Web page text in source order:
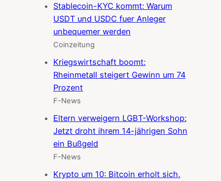
Stablecoin-KYC kommt: Warum
USDT und USDC fuer Anleger
unbequemer werden
Coinzeitung
Kriegswirtschaft boomt:
Rheinmetall steigert Gewinn um 74
Prozent
F-News
Eltern verweigern LGBT-Workshop:
Jetzt droht ihrem 14-jährigen Sohn
ein Bußgeld
F-News
Krypto um 10: Bitcoin erholt sich,